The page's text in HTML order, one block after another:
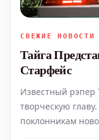
СВЕЖИЕ НОВОСТИ
Тайга
Старфейс
Известный рэпер
творческую
поклонникам